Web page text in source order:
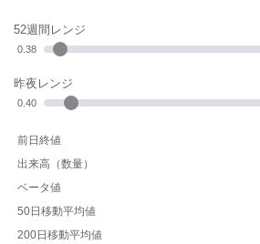
52週間レンジ
0.38
昨夜レンジ
0.40
前日終値
出来高（数量）
ベータ値
50日移動平均値
200日移動平均値